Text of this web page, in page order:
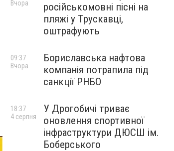
російськомовні пісні на
пляжі у Трускавці,
оштрафують
Вчора
Бориславська нафтова
компанія потрапила під
санкції РНБО
09:37
Вчора
У Дрогобичі триває
оновлення спортивної
інфраструктури ДЮСШ ім.
Боберського
18:37
4 серпня